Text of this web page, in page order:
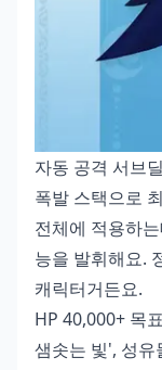
자동 공격 서브
폭발 스택으로
전체에 적용하
능을 발휘해요.
캐릭터거든요.
HP 40,000+ 목
샘솟는 빛', 성유